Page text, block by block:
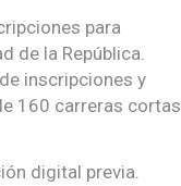
para
de la República.
inscripciones y
160 carreras cortas
digital previa.